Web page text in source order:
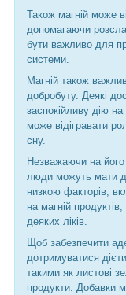
Також магній може
допомагаючи
бути важливо для
системи.
Магній також
добробуту. Деякі
заспокійливу дію
може відігравати
сну.
Незважаючи на
люди можуть мати
низкою факторів,
на магній
деяких ліків.
Щоб забезпечити
дотримуватися
такими як листові
продукти. Добавки